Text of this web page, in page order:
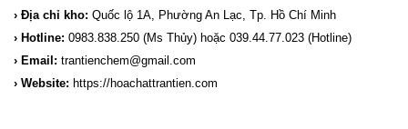
› Địa chỉ kho: Quốc lộ 1A, Phường An Lạc, Tp. Hồ Chí Minh
› Hotline: 0983.838.250(Ms Thủy) hoặc 039.44.77.023(Hotline)
› Email: trantienchem@gmail.com
› Website: https://hoachattrantien.com